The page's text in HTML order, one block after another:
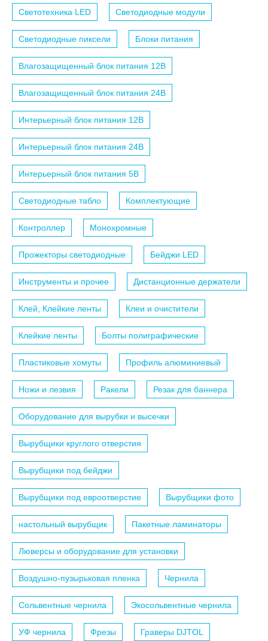
Светотехника LED Светодиодные модули
Светодиодные пиксели Блоки питания
Влагозащищенный блок питания 12B
Влагозащищенный блок питания 24B
Интерьерный блок питания 12B
Интерьерный блок питания 24B
Интерьерный блок питания 5B
Светодиодные табло Комплектующие
Контроллер Монохромные
Прожекторы светодиодные Бейджи LED
Инструменты и прочее Дистанционные держатели
Клей, Клейкие ленты Клеи и очистители
Клейкие ленты Болты полиграфические
Пластиковые хомуты Профиль алюминиевый
Ножи и лезвия Ракели Резак для баннера
Оборудование для вырубки и высечки
Вырубщики круглого отверстия
Вырубщики под бейджи
Вырубщики под евроотверстие Вырубщики фото
настольный вырубщик Пакетные ламинаторы
Люверсы и оборудование для установки
Воздушно-пузырьковая пленка Чернила
Сольвентные чернила Экосольвентные чернила
УФ чернила Фрезы Граверы DJTOL